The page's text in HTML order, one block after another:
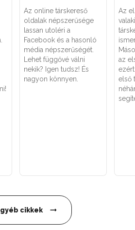
Az online társkereső
oldalak népszerűsége
lassan utoléri a
Facebook és a hasonló
média népszerűségét.
Lehet függővé válni
nekik? Igen tudsz! És
nagyon könnyen.
Az
az
első
cikkek